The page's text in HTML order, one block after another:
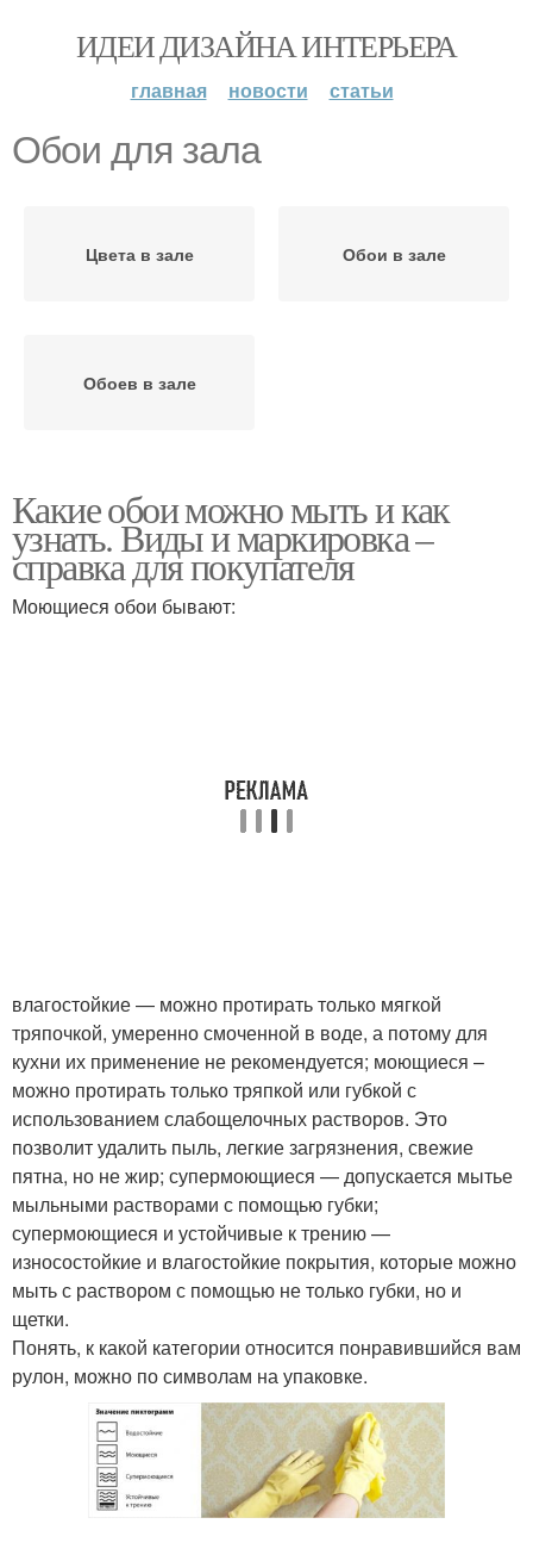
ИДЕИ ДИЗАЙНА ИНТЕРЬЕРА
главная новости статьи
Обои для зала
Цвета в зале Обои в зале
Обоев в зале
Какие обои можно мыть и как
узнать. Виды и маркировка –
справка для покупателя
Моющиеся обои бывают:
влагостойкие — можно протирать только мягкой
тряпочкой, умеренно смоченной в воде, а потому для
кухни их применение не рекомендуется; моющиеся –
можно протирать только тряпкой или губкой с
использованием слабощелочных растворов. Это
позволит удалить пыль, легкие загрязнения, свежие
пятна, но не жир; супермоющиеся — допускается мытье
мыльными растворами с помощью губки;
супермоющиеся и устойчивые к трению —
износостойкие и влагостойкие покрытия, которые можно
мыть с раствором с помощью не только губки, но и
щетки.
Понять, к какой категории относится понравившийся вам
рулон, можно по символам на упаковке.